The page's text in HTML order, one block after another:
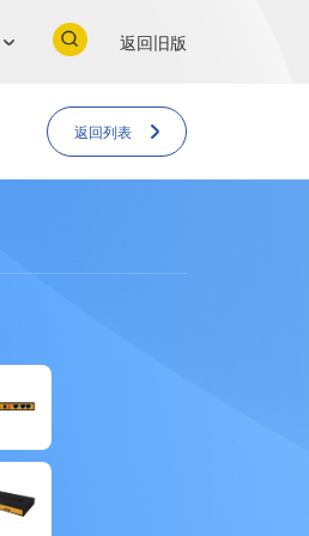
返回旧版
返回列表